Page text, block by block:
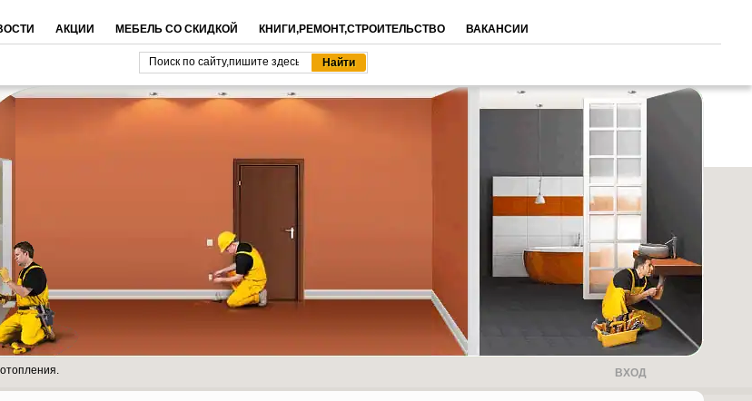
АКЦИИ МЕБЕЛЬ СО СКИДКОЙ КНИГИ,РЕМОНТ,СТРОИТЕЛЬСТВО ВАКАНСИИ
ВХОД